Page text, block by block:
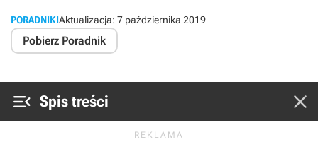
PORADNIKIAktualizacja: 7 października 2019
Pobierz Poradnik
 Spis treści 